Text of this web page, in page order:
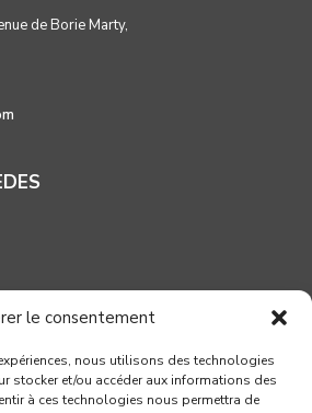
le consentement
nous utilisons des technologies
stocker et/ou accéder aux informations des
à ces technologies nous permettra de
de Borie Marty,